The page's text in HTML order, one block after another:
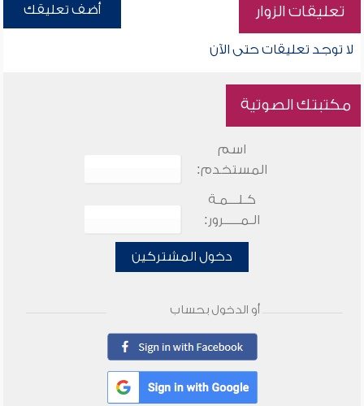
تعليقات الزوار أضف تعليقك
لا توجد تعليقات حتى الآن
مكتبتك الصوتية
اسم
المستخدم:
كـلـــمـة
الـمـــــرور:
دخول المشتركين
أو الدخول بحساب